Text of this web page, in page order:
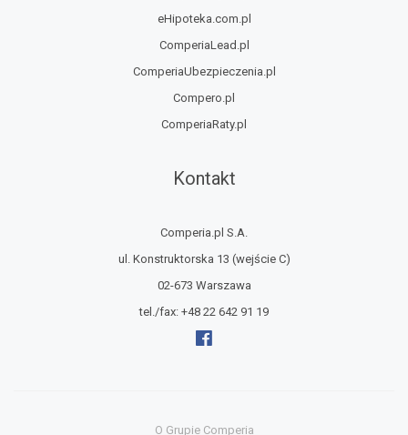
eHipoteka.com.pl
ComperiaLead.pl
ComperiaUbezpieczenia.pl
Compero.pl
ComperiaRaty.pl
Kontakt
Comperia.pl S.A.
ul. Konstruktorska 13 (wejście C)
02-673 Warszawa
tel./fax: +48 22 642 91 19
O Grupie Comperia